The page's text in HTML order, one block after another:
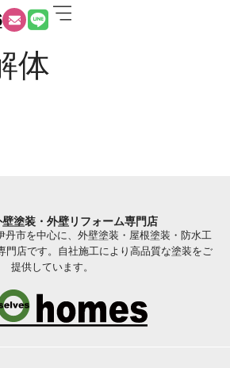
体
塗装・外壁リフォーム専門店
丹市を中心に、外壁塗装・屋根塗装・防水工
門店です。自社施工により高品質な塗装をご
提供しています。